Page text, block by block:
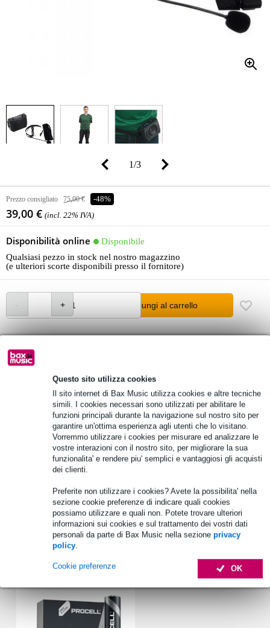
Questo sito utilizza cookies
Il sito internet di Bax Music utilizza cookies e altre tecniche
simili. I cookies necessari sono utilizzati per abilitare le
funzioni principali durante la navigazione sul nostro sito per
garantire un'ottima esperienza agli utenti che lo visitano.
Vorremmo utilizzare i cookies per misurare ed analizzare le
vostre interazioni con il nostro sito, per migliorare la sua
funzionalita' e rendere piu' semplici e vantaggiosi gli acquisti
dei clienti.
Preferite non utilizzare i cookies? Avete la possibilita' nella
sezione cookie preferenze di indicare quali cookies
possiamo utilizzare e quali non. Potete trovare ulteriori
informazioni sui cookies e sul trattamento dei vostri dati
personali da parte di Bax Music nella sezione privacy
policy.
OK
Cookie preferenze
1/3
Prezzo consigliato 75,00 € -48%
39,00 € (incl. 22% IVA)
Disponibilità online
Disponibile
Qualsiasi pezzo in stock nel nostro magazzino
(e ulteriori scorte disponibili presso il fornitore)
Aggiungi al carrello
Ordina prima delle 23:00 = ricevi martedì
Oltre 48.000 articoli disponibili
1.250 marchi leader
Informazioni sul prodotto
amplificatore da cintura, con speaker attivo e microfono headset
con cintura regolabile
conferenze, presentazioni, esibizioni di solisti e molto altro
Specifiche complete
Accessori (1)